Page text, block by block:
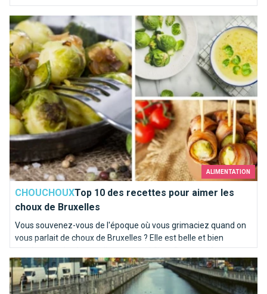
ALIMENTATION
CHOUCHOUXTop 10 des recettes pour aimer les
choux de Bruxelles
Vous souvenez-vous de l'époque où vous grimaciez quand on
vous parlait de choux de Bruxelles ? Elle est belle et bien
révolue pour la plupart d'entre vous ! Chez Brusselslife, ces
recettes nous mettent déjà l'eau à la bouche !
Top 10 des recettes pour aimer les choux de Bruxelles
La Senne coule dans nos veines